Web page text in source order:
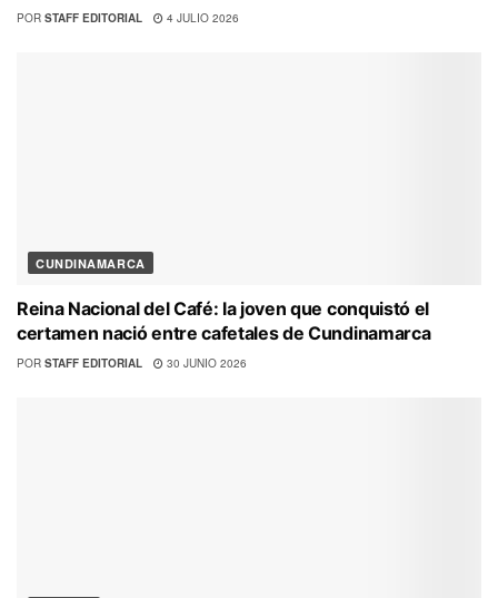
POR STAFF EDITORIAL 4 JULIO 2026
CUNDINAMARCA
Reina Nacional del Café: la joven que conquistó el
certamen nació entre cafetales de Cundinamarca
POR STAFF EDITORIAL 30 JUNIO 2026